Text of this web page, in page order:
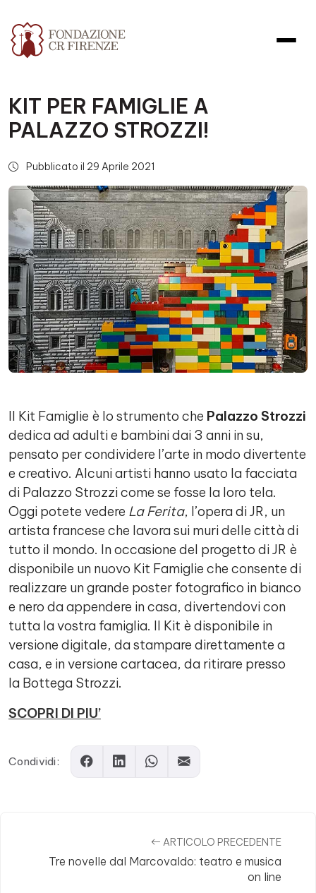
KIT PER FAMIGLIE A
PALAZZO STROZZI!
Pubblicato il 29 Aprile 2021
Il Kit Famiglie è lo strumento che Palazzo Strozzi
dedica ad adulti e bambini dai 3 anni in su,
pensato per condividere l’arte in modo divertente
e creativo. Alcuni artisti hanno usato la facciata
di Palazzo Strozzi come se fosse la loro tela.
Oggi potete vedere La Ferita, l’opera di JR, un
artista francese che lavora sui muri delle città di
tutto il mondo. In occasione del progetto di JR è
disponibile un nuovo Kit Famiglie che consente di
realizzare un grande poster fotografico in bianco
e nero da appendere in casa, divertendovi con
tutta la vostra famiglia. Il Kit è disponibile in
versione digitale, da stampare direttamente a
casa, e in versione cartacea, da ritirare presso
la Bottega Strozzi.
SCOPRI DI PIU’
Condividi:
ARTICOLO PRECEDENTE
Tre novelle dal Marcovaldo: teatro e musica
on line